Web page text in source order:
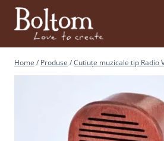
Skip
content
Home / Produse /Cutiuțe muzicale tip Radio